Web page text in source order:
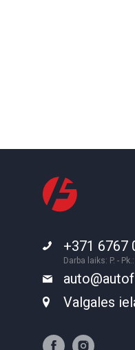
+371 6767
Darba laiks: P. -
Valgales